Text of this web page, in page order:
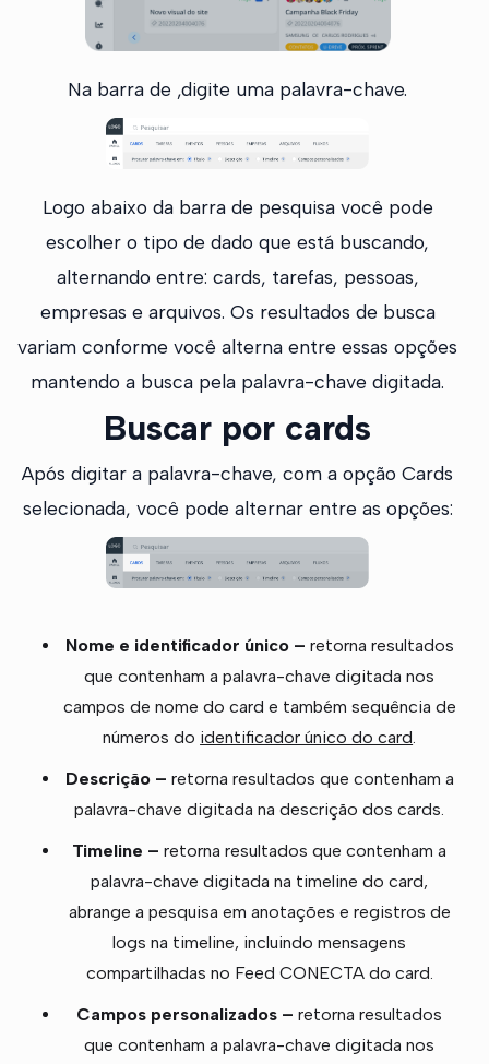
Na barra de ,digite uma palavra-chave.
Logo abaixo da barra de pesquisa você pode
escolher o tipo de dado que está buscando,
alternando entre: cards, tarefas, pessoas,
empresas e arquivos. Os resultados de busca
variam conforme você alterna entre essas opções
mantendo a busca pela palavra-chave digitada.
Buscar por cards
Após digitar a palavra-chave, com a opção Cards
selecionada, você pode alternar entre as opções:
Nome e identificador único – retorna resultados
que contenham a palavra-chave digitada nos
campos de nome do card e também sequência de
números do identificador único do card.
Descrição – retorna resultados que contenham a
palavra-chave digitada na descrição dos cards.
Timeline –retorna resultados que contenham a
palavra-chave digitada na timeline do card,
abrange a pesquisa em anotações e registros de
logs na timeline, incluindo mensagens
compartilhadas no Feed CONECTA do card.
Campos personalizados –retorna resultados
que contenham a palavra-chave digitada nos